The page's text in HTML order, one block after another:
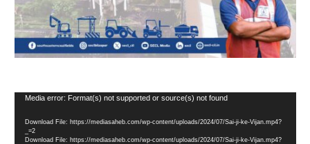
Video
Media error: Format(s) not supported or source(s) not found
Download File: https://mediasaheb.com/wp-content/uploads/2024/07/Sai-ji-ke-Vijan.mp4?
_=2
Download File: https://mediasaheb.com/wp-content/uploads/2024/07/Sai-ji-ke-Vijan.mp4?